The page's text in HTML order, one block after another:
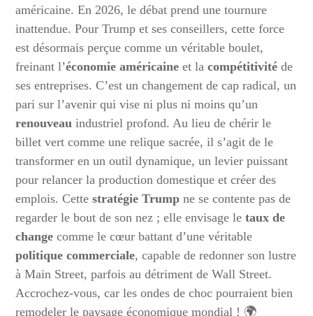
américaine. En 2026, le débat prend une tournure
inattendue. Pour Trump et ses conseillers, cette force
est désormais perçue comme un véritable boulet,
freinant l’économie américaine et lacompétitivité de
ses entreprises. C’est un changement de cap radical, un
pari sur l’avenir qui vise ni plus ni moins qu’un
renouveau industriel profond. Au lieu de chérir le
billet vert comme une relique sacrée, il s’agit de le
transformer en un outil dynamique, un levier puissant
pour relancer la production domestique et créer des
emplois. Cettestratégie Trump ne se contente pas de
regarder le bout de son nez ; elle envisage letaux de
change comme le cœur battant d’une véritable
politique commerciale, capable de redonner son lustre
à Main Street, parfois au détriment de Wall Street.
Accrochez-vous, car les ondes de choc pourraient bien
remodeler le paysage économique mondial ! 🌍